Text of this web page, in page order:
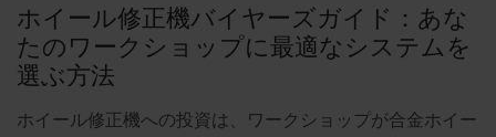
ホイール修正機バイヤーズガイド：あな
たのワークショップに最適なシステムを
選ぶ方法
ホイール修正機への投資は、ワークショップが合金ホイー